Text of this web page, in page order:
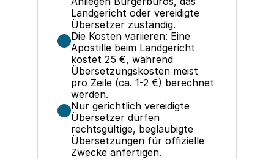
Landgericht oder vereidigte
Übersetzer zuständig.
Die Kosten variieren: Eine
Apostille beim Landgericht
kostet 25 €, während
Übersetzungskosten meist
pro Zeile (ca. 1-2 €) berechnet
werden.
Nur gerichtlich vereidigte
Übersetzer dürfen
rechtsgültige, beglaubigte
Übersetzungen für offizielle
Zwecke anfertigen.